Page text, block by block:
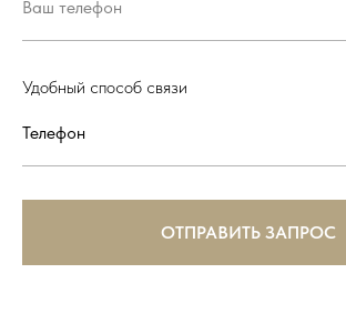
Удобный способ связи
ОТПРАВИТЬ ЗАПРОС